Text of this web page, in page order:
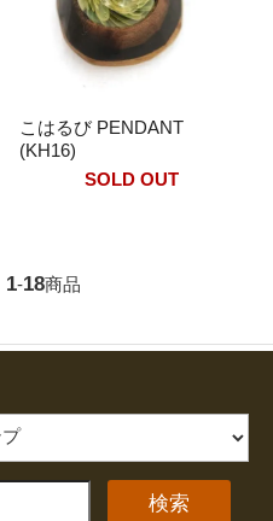
こはるび PENDANT
(KH16)
SOLD OUT
1-18商品
検索